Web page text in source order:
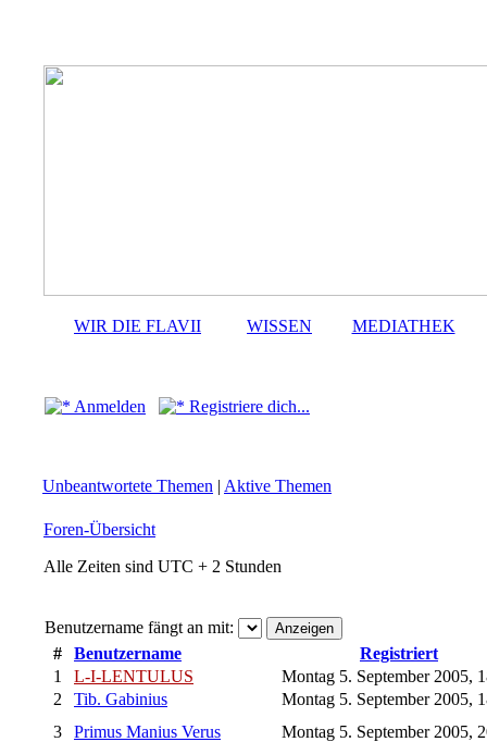
WIR DIE FLAVII WISSEN MEDIATHEK
Anmelden Registriere dich...
Unbeantwortete Themen | Aktive Themen
Foren-Übersicht
Alle Zeiten sind UTC + 2 Stunden
Benutzername fängt an mit:
#
Benutzername
Registriert
1
L-I-LENTULUS
Montag 5. September 2005,
2
Tib. Gabinius
Montag 5. September 2005,
3
Primus Manius Verus
Montag 5. September 2005,